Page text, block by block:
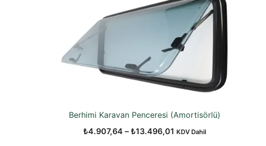
Berhimi Karavan Penceresi (Amortisörlü)
₺4.907,64 – ₺13.496,01 Fiyat
KDV Dahil